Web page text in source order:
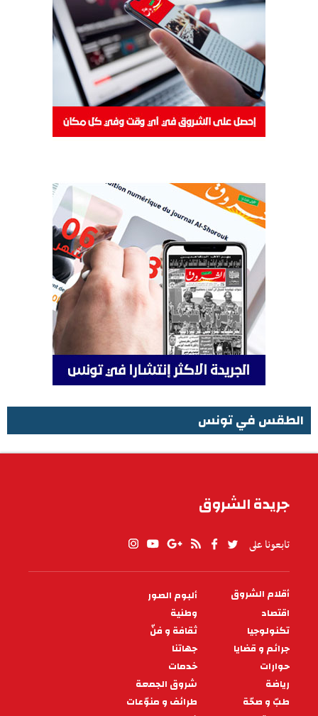
الطقس في تونس
جريدة الشروق
تابعونا على
PIED
DE
PAGE
أقلام الشروق
ألبوم الصور
اقتصاد
وطنية
تكنولوجيا
ثقافة و فنّ
جرائم و قضايا
جهاتنا
حوارات
خدمات
رياضة
شروق الجمعة
طبّ و صحّة
طرائف و منوّعات